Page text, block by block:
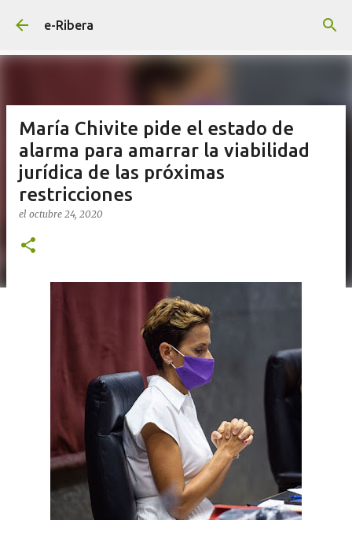
e-Ribera
María Chivite pide el estado de
alarma para amarrar la viabilidad
jurídica de las próximas
restricciones
el octubre 24, 2020